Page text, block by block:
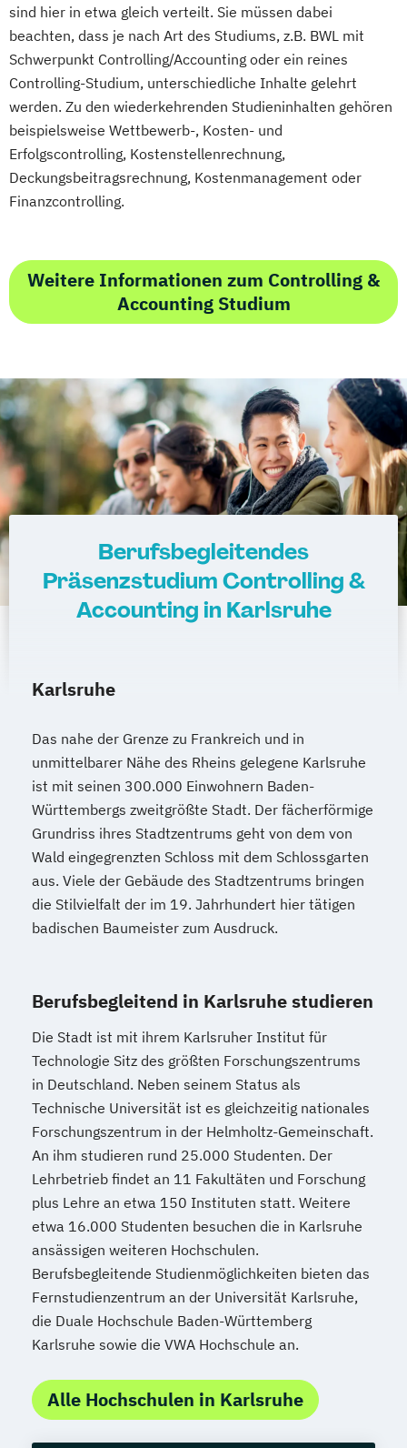
sind hier in etwa gleich verteilt. Sie müssen dabei
beachten, dass je nach Art des Studiums, z.B. BWL mit
Schwerpunkt Controlling/Accounting oder ein reines
Controlling-Studium, unterschiedliche Inhalte gelehrt
werden. Zu den wiederkehrenden Studieninhalten gehören
beispielsweise Wettbewerb-, Kosten- und
Erfolgscontrolling, Kostenstellenrechnung,
Deckungsbeitragsrechnung, Kostenmanagement oder
Finanzcontrolling.
Weitere Informationen zum Controlling &
Accounting Studium
Berufsbegleitendes
Präsenzstudium Controlling &
Accounting in Karlsruhe
Karlsruhe
Das nahe der Grenze zu Frankreich und in
unmittelbarer Nähe des Rheins gelegene Karlsruhe
ist mit seinen 300.000 Einwohnern Baden-
Württembergs zweitgrößte Stadt. Der fächerförmige
Grundriss ihres Stadtzentrums geht von dem von
Wald eingegrenzten Schloss mit dem Schlossgarten
aus. Viele der Gebäude des Stadtzentrums bringen
die Stilvielfalt der im 19. Jahrhundert hier tätigen
badischen Baumeister zum Ausdruck.
Berufsbegleitend in Karlsruhe studieren
Die Stadt ist mit ihrem Karlsruher Institut für
Technologie Sitz des größten Forschungszentrums
in Deutschland. Neben seinem Status als
Technische Universität ist es gleichzeitig nationales
Forschungszentrum in der Helmholtz-Gemeinschaft.
An ihm studieren rund 25.000 Studenten. Der
Lehrbetrieb findet an 11 Fakultäten und Forschung
plus Lehre an etwa 150 Instituten statt. Weitere
etwa 16.000 Studenten besuchen die in Karlsruhe
ansässigen weiteren Hochschulen.
Berufsbegleitende Studienmöglichkeiten bieten das
Fernstudienzentrum an der Universität Karlsruhe,
die Duale Hochschule Baden-Württemberg
Karlsruhe sowie die VWA Hochschule an.
Alle Hochschulen in Karlsruhe